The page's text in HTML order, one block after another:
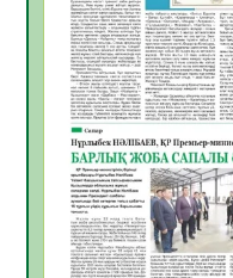
Өрт қауіпсіздігі
азаматтың
05.08.2026
Руслан Рүстемұлы
кеңесшісі болып
05.08.2026
Цифрландыру
салынатын жаңа